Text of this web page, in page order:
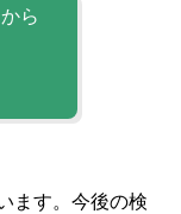
ら
ます。今後の検